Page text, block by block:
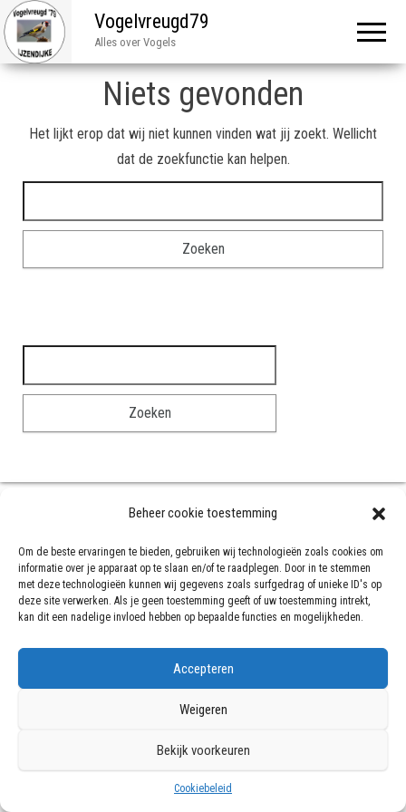
Beheer cookie toestemming
Om de beste ervaringen te bieden, gebruiken wij technologieën zoals cookies om
informatie over je apparaat op te slaan en/of te raadplegen. Door in te stemmen
met deze technologieën kunnen wij gegevens zoals surfgedrag of unieke ID's op
deze site verwerken. Als je geen toestemming geeft of uw toestemming intrekt,
kan dit een nadelige invloed hebben op bepaalde functies en mogelijkheden.
Accepteren
Weigeren
Bekijk voorkeuren
Cookiebeleid
Vogelvreugd79
Alles over Vogels
Niets gevonden
Het lijkt erop dat wij niet kunnen vinden wat jij zoekt. Wellicht
dat de zoekfunctie kan helpen.